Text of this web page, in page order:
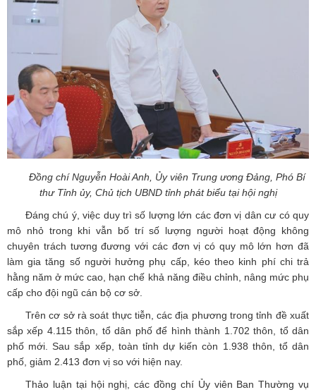
Đồng chí Nguyễn Hoài Anh, Ủy viên Trung ương Đảng, Phó Bí
thư Tỉnh ủy, Chủ tịch UBND tỉnh phát biểu tại hội nghị
Đáng chú ý, việc duy trì số lượng lớn các đơn vị dân cư có quy
mô nhỏ trong khi vẫn bố trí số lượng người hoạt động không
chuyên trách tương đương với các đơn vị có quy mô lớn hơn đã
làm gia tăng số người hưởng phụ cấp, kéo theo kinh phí chi trả
hằng năm ở mức cao, hạn chế khả năng điều chỉnh, nâng mức phụ
cấp cho đội ngũ cán bộ cơ sở.
Trên cơ sở rà soát thực tiễn, các địa phương trong tỉnh đề xuất
sắp xếp 4.115 thôn, tổ dân phố để hình thành 1.702 thôn, tổ dân
phố mới. Sau sắp xếp, toàn tỉnh dự kiến còn 1.938 thôn, tổ dân
phố, giảm 2.413 đơn vị so với hiện nay.
Thảo luận tại hội nghị, các đồng chí Ủy viên Ban Thường vụ